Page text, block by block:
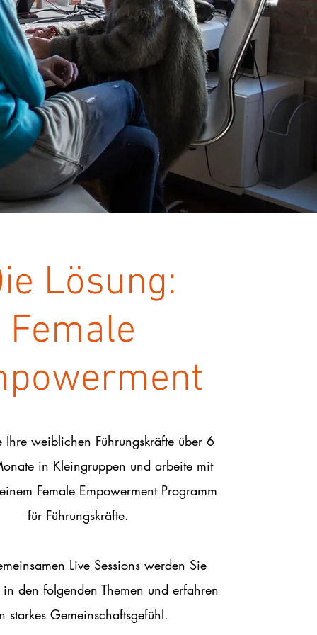
Lösung:
Female
Ihre weiblichen Führungskräfte über 6
in Kleingruppen und arbeite mit
Female Empowerment Programm
für Führungskräfte.
Live Sessions werden Sie
in den folgenden Themen und erfahren
starkes Gemeinschaftsgefühl.